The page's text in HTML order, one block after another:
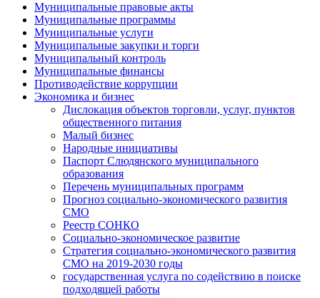
Муниципальные правовые акты
Муниципальные программы
Муниципальные услуги
Муниципальные закупки и торги
Муниципальный контроль
Муниципальные финансы
Противодействие коррупции
Экономика и бизнес
Дислокация объектов торговли, услуг, пунктов
общественного питания
Малый бизнес
Народные инициативы
Паспорт Слюдянского муниципального
образования
Перечень муниципальных программ
Прогноз социально-экономического развития
СМО
Реестр СОНКО
Социально-экономическое развитие
Стратегия социально-экономического развития
СМО на 2019-2030 годы
государственная услуга по содействию в поиске
подходящей работы